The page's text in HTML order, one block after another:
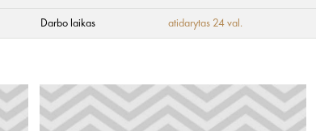
Darbo laikas atidarytas 24 val.